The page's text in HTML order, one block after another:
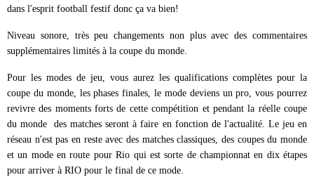
dans l'esprit football festif donc ça va bien!
Niveau sonore, très peu changements non plus avec des commentaires
supplémentaires limités à la coupe du monde.
Pour les modes de jeu, vous aurez les qualifications complètes pour la
coupe du monde, les phases finales, le mode deviens un pro, vous pourrez
revivre des moments forts de cette compétition et pendant la réelle coupe
du monde des matches seront à faire en fonction de l'actualité. Le jeu en
réseau n'est pas en reste avec des matches classiques, des coupes du monde
et un mode en route pour Rio qui est sorte de championnat en dix étapes
pour arriver à RIO pour le final de ce mode.